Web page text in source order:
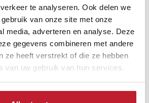
te analyseren. Ook delen we
van onze site met onze
media, adverteren en analyse. Deze
gegevens combineren met andere
ze heeft verstrekt of die ze hebben
van uw gebruik van hun services.